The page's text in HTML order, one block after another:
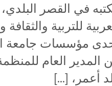
في القصر
للتربية
مؤسسات جامعة
المدير العام
أعمر، […]